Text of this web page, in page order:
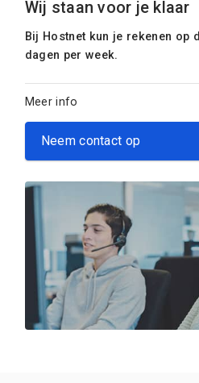
Wij staan voor je klaar
Bij Hostnet kun je rekenen op
dagen per week.
Meer info
Neem contact op